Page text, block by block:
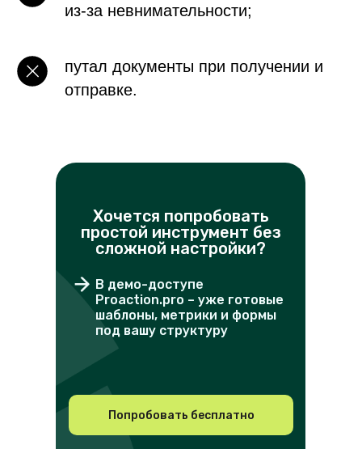
из-за невнимательности;
путал документы при получении и
отправке.
Хочется попробовать
простой инструмент без
сложной настройки?
Попробовать бесплатно
В демо-доступе
Proaction.pro – уже готовые
шаблоны, метрики и формы
под вашу структуру